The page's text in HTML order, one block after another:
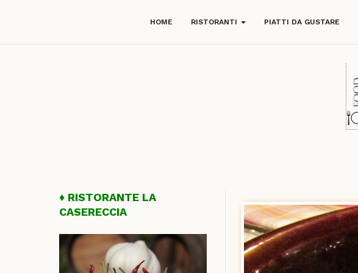
HOME RISTORANTI PIATTI DA GUSTARE
RISTORANTE LA
CASERECCIA